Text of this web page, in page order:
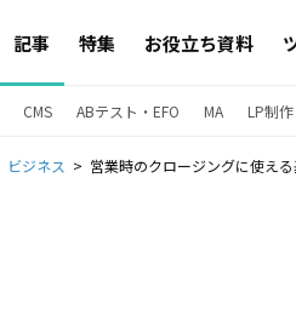
記事 特集 お役立ち資料
CMS ABテスト・EFO MA LP制作
ビジネス 営業時のクロージングに使え